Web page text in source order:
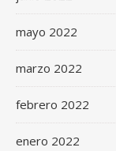
mayo 2022
marzo 2022
febrero 2022
enero 2022